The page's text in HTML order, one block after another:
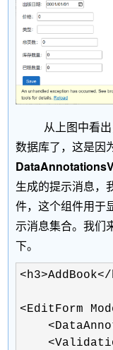
从上图中看出
数据库了，这是因
生成的提示消息，
件，这个组件用于
示消息集合。我们
下。
<EditForm